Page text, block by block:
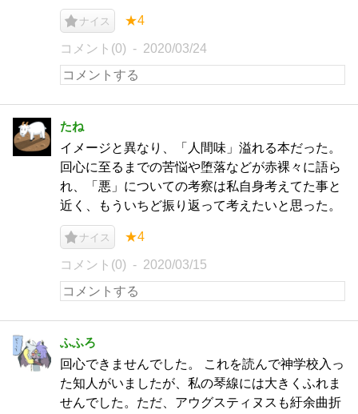
ナイス ★4
コメント(0) 2020/03/24
たね
イメージと異なり、「人間味」溢れる本だった。
回心に至るまでの苦悩や堕落などが赤裸々に語ら
れ、「悪」についての考察は私自身考えてた事と
近く、もういちど振り返って考えたいと思った。
ナイス ★4
コメント(0) 2020/03/15
ふふろ
回心できませんでした。 これを読んで神学校入っ
た知人がいましたが、私の琴線には大きくふれま
せんでした。ただ、アウグスティヌスも紆余曲折